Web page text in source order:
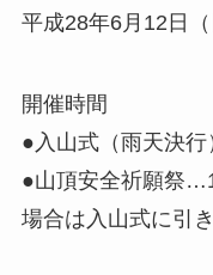
平成28年6月12日（
開催時間
●入山式（雨天決
●山頂安全祈願祭
場合は入山式に引